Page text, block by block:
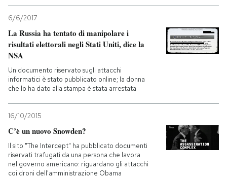
Cultura
Economia
Sport
Europa
Mondiali calcio 2026
PODCAST
NEWSLETTER
I MIEI PREFERITI
6/6/2017
La Russia ha tentato di manipolare i
risultati elettorali negli Stati Uniti, dice la
NSA
Un documento riservato sugli attacchi
informatici è stato pubblicato online; la donna
che lo ha dato alla stampa è stata arrestata
16/10/2015
C’è un nuovo Snowden?
Il sito "The Intercept" ha pubblicato documenti
riservati trafugati da una persona che lavora
nel governo americano: riguardano gli attacchi
coi droni dell'amministrazione Obama